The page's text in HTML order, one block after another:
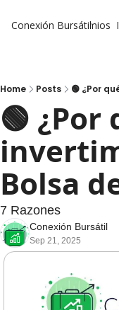
Conexión BursátilPremios
Home Posts 🟢 ¿Por
🟢 ¿Por
Bolsa
7 Razones
Conexión Bursátil
Sep 21, 2025